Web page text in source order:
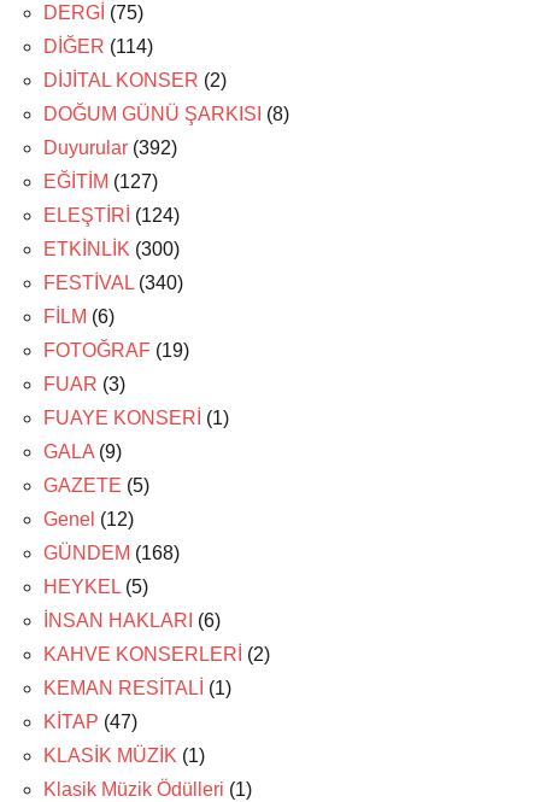
DERGİ (75)
DİĞER (114)
DİJİTAL KONSER (2)
DOĞUM GÜNÜ ŞARKISI (8)
Duyurular (392)
EĞİTİM (127)
ELEŞTİRİ (124)
ETKİNLİK (300)
FESTİVAL (340)
FİLM (6)
FOTOĞRAF (19)
FUAR (3)
FUAYE KONSERİ (1)
GALA (9)
GAZETE (5)
Genel (12)
GÜNDEM (168)
HEYKEL (5)
İNSAN HAKLARI (6)
KAHVE KONSERLERİ (2)
KEMAN RESİTALİ (1)
KİTAP (47)
KLASİK MÜZİK (1)
Klasik Müzik Ödülleri (1)